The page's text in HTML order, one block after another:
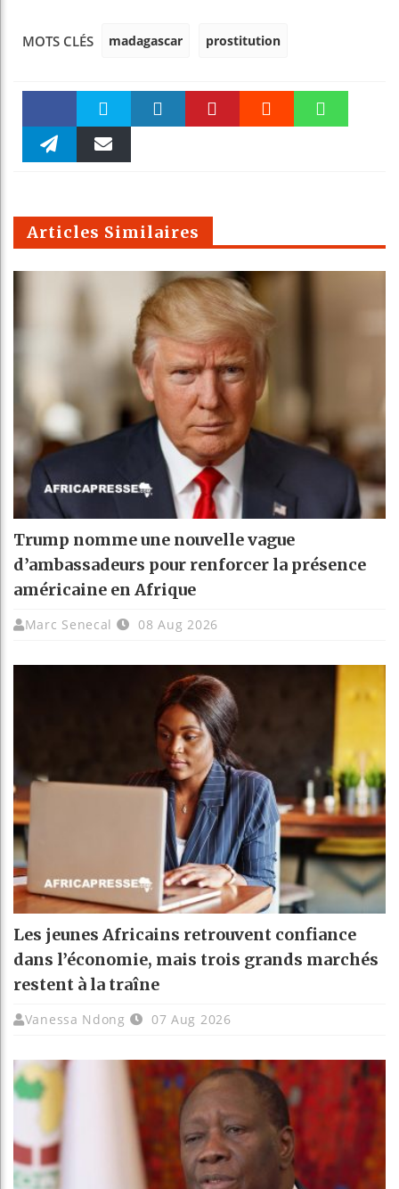
MOTS CLÉS madagascar prostitution
Faceboo Twitter
m
Articles Similaires
Trump nomme une nouvelle vague
d’ambassadeurs pour renforcer la présence
américaine en Afrique
Marc Senecal 08 Aug 2026
Les jeunes Africains retrouvent confiance
dans l’économie, mais trois grands marchés
restent à la traîne
Vanessa Ndong 07 Aug 2026